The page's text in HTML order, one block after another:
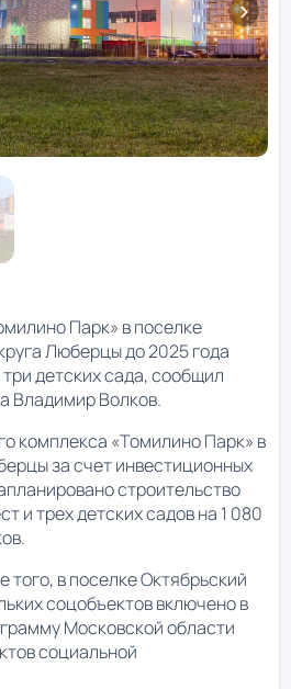
Парк» в поселке
Люберцы до 2025 года
детских сада, сообщил
Владимир Волков.
комплекса «Томилино Парк» в
за счет инвестиционных
строительство
и трех детских садов на 1 080
того, в поселке Октябрьский
соцобъектов включено в
Московской области
социальной